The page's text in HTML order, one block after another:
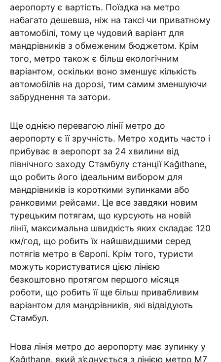
аеропорту є вартість. Поїздка на метро
набагато дешевша, ніж на таксі чи приватному
автомобілі, тому це чудовий варіант для
мандрівників з обмеженим бюджетом. Крім
того, метро також є більш екологічним
варіантом, оскільки воно зменшує кількість
автомобілів на дорозі, тим самим зменшуючи
забруднення та затори.
Ще однією перевагою лінії метро до
аеропорту є її зручність. Метро ходить часто і
прибуває в аеропорт за 24 хвилини від
північного заходу Стамбулу станції Kağıthane,
що робить його ідеальним вибором для
мандрівників із короткими зупинками або
ранковими рейсами. Це все завдяки новим
турецьким потягам, що курсують на новій
лінії, максимальна швидкість яких складає 120
км/год, що робить їх найшвидшими серед
потягів метро в Європі. Крім того, туристи
можуть користуватися цією лінією
безкоштовно протягом першого місяця
роботи, що робить її ще більш привабливим
варіантом для мандрівників, які відвідують
Стамбул.
Нова лінія метро до аеропорту має зупинку у
Kağıthane, який з’єднується з лінією метро М7